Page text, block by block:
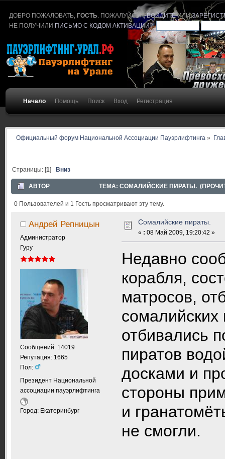
ДОБРО ПОЖАЛОВАТЬ,ГОСТЬ . ПОЖАЛУЙСТА,ВОЙДИТЕИЛИ
НЕ ПОЛУЧИЛИ ПИСЬМО С КОДОМ АКТИВАЦИИ?
Начало Помощь Поиск Вход Регистрация
Официальный форум Национальной Ассоциации Пауэрлифтинга »
Страницы: [1]Вниз
АВТОР ТЕМА: СОМАЛИЙСКИЕ ПИРАТЫ.
0 Пользователей и 1 Гость просматривают эту тему.
Андрей Репницын
Администратор
Гуру
Сообщений: 14019
Репутация: 1665
Пол:
Президент Национальной
ассоциации пауэрлифтинга
Город: Екатеринбург
Сомалийские пираты.
« : 08 Май 2009, 19:20:42 »
Недавно
корабля,
матросов,
отбивались
пиратов
досками и
стороны
и
не смогли.